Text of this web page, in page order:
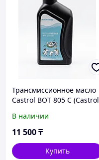
Трансмиссионное масло
Castrol BOT 805 C (Castrol
В наличии
11 500₸
Купить